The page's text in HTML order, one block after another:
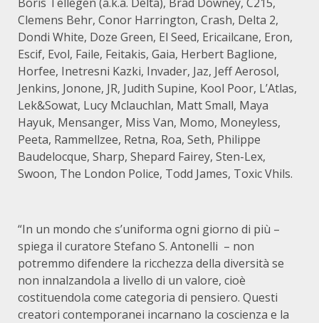
Clemens Behr, Conor Harrington, Crash, Delta 2,
Dondi White, Doze Green, El Seed, Ericailcane, Eron,
Escif, Evol, Faile, Feitakis, Gaia, Herbert Baglione,
Horfee, Inetresni Kazki, Invader, Jaz, Jeff Aerosol,
Jenkins, Jonone, JR, Judith Supine, Kool Poor, L’Atlas,
Lek&Sowat, Lucy Mclauchlan, Matt Small, Maya
Hayuk, Mensanger, Miss Van, Momo, Moneyless,
Peeta, Rammellzee, Retna, Roa, Seth, Philippe
Baudelocque, Sharp, Shepard Fairey, Sten-Lex,
Swoon, The London Police, Todd James, Toxic Vhils.
“In un mondo che s’uniforma ogni giorno di più –
spiega il curatore Stefano S. Antonelli – non
potremmo difendere la ricchezza della diversità se
non innalzandola a livello di un valore, cioè
costituendola come categoria di pensiero. Questi
creatori contemporanei incarnano la coscienza e la